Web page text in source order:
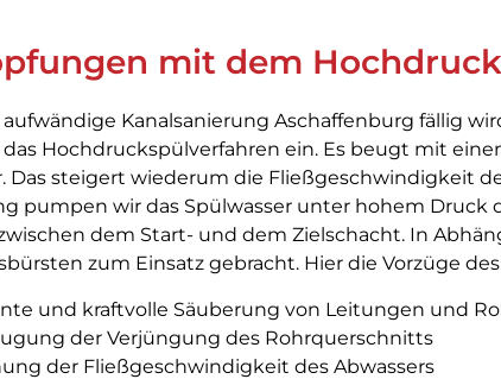
mit dem
aufwändige Kanalsanierung Aschaffenburg fällig
Hochdruckspülverfahren ein. Es beugt mit
Das steigert wiederum die Fließgeschwindigkeit
pumpen wir das Spülwasser unter hohem
dem Start- und dem Zielschacht. In
zum Einsatz gebracht. Hier die Vorzüge
und kraftvolle Säuberung von Leitungen und
der Verjüngung des Rohrquerschnitts
der Fließgeschwindigkeit des Abwassers